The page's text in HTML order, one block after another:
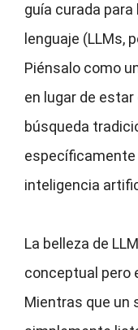
guía curada
lenguaje (LLMs,
Piénsalo como
en lugar de
búsqueda
inteligencia
La belleza de
conceptual pero
Mientras que un